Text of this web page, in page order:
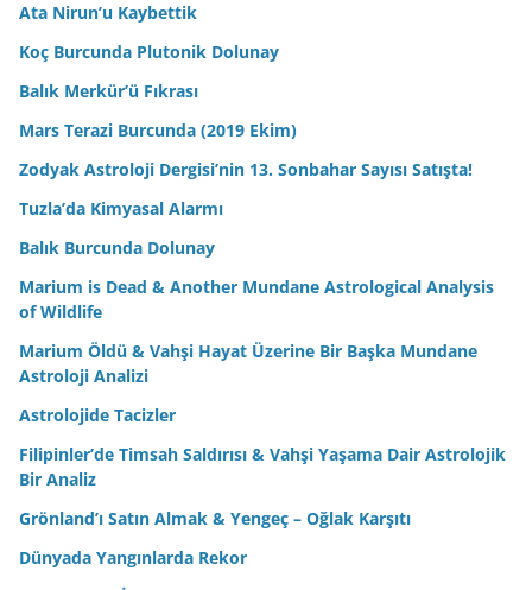
Ata Nirun’u Kaybettik
Koç Burcunda Plutonik Dolunay
Balık Merkür’ü Fıkrası
Mars Terazi Burcunda (2019 Ekim)
Zodyak Astroloji Dergisi’nin 13. Sonbahar Sayısı Satışta!
Tuzla’da Kimyasal Alarmı
Balık Burcunda Dolunay
Marium is Dead & Another Mundane Astrological Analysis
of Wildlife
Marium Öldü & Vahşi Hayat Üzerine Bir Başka Mundane
Astroloji Analizi
Astrolojide Tacizler
Filipinler’de Timsah Saldırısı & Vahşi Yaşama Dair Astrolojik
Bir Analiz
Grönland’ı Satın Almak & Yengeç – Oğlak Karşıtı
Dünyada Yangınlarda Rekor